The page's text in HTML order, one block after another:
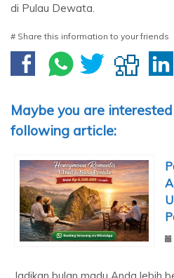
di Pulau Dewata.
# Share this information to your friends
Maybe you are
following article: